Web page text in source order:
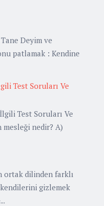
Deyim ve
patlamak : Kendine
Test Soruları Ve
Test Soruları Ve
mesleği nedir? A)
ortak dilinden farklı
gizlemek